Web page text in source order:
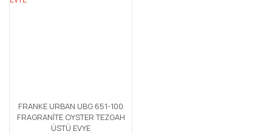
FRANKE URBAN UBG 651-100
FRAGRANİTE OYSTER TEZGAH
ÜSTÜ EVYE